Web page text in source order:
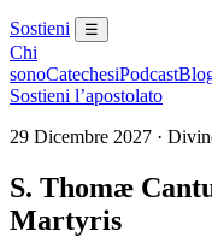
Sostieni ☰
Chi
sonoCatechesiPodcast
Sostieni l’apostolato
29 Dicembre 2027 ·
S. Thomæ
Martyris